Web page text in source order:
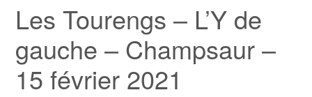
Les Tourengs – L’Y de
gauche – Champsaur –
15 février 2021